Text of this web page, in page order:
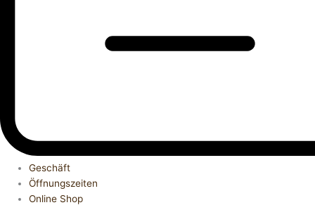
Geschäft
Öffnungszeiten
Online Shop